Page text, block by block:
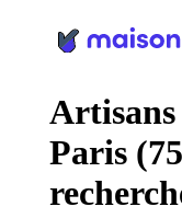
Artisans
Paris